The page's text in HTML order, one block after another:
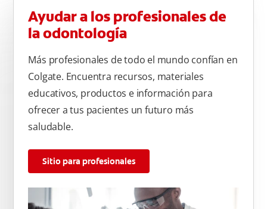
Ayudar a los profesionales de
la odontología
Más profesionales de todo el mundo confían en
Colgate. Encuentra recursos, materiales
educativos, productos e información para
ofrecer a tus pacientes un futuro más
saludable.
Sitio para profesionales